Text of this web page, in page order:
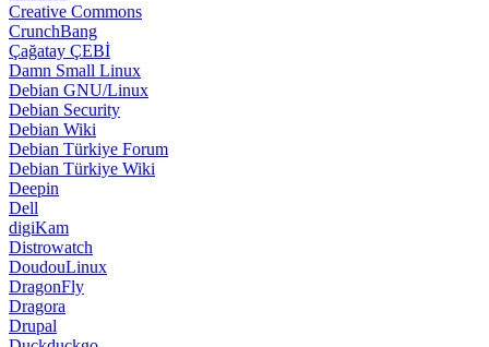
Debian Türkiye Wiki
Deepin
Dell
digiKam
Distrowatch
DoudouLinux
DragonFly
Dragora
Drupal
Duckduckgo
Dynebolic
elementary OS
Elive
Enlightenment
Emmabuntüs
Exper
ExTiX
Fedora